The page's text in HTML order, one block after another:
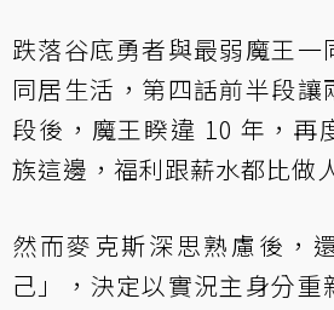
跌落谷底勇者與最弱魔王一
同居生活，第四話前半段
段後，魔王睽違 10 年，再
族這邊，福利跟薪水都比做
然而麥克斯深思熟慮後，
己」，決定以實況主身分重